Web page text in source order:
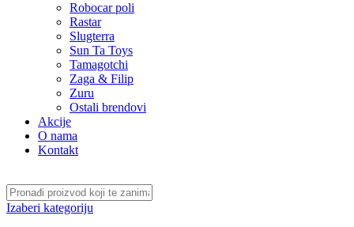
Robocar poli
Rastar
Slugterra
Sun Ta Toys
Tamagotchi
Zaga & Filip
Zuru
Ostali brendovi
Akcije
O nama
Kontakt
Izaberi kategoriju